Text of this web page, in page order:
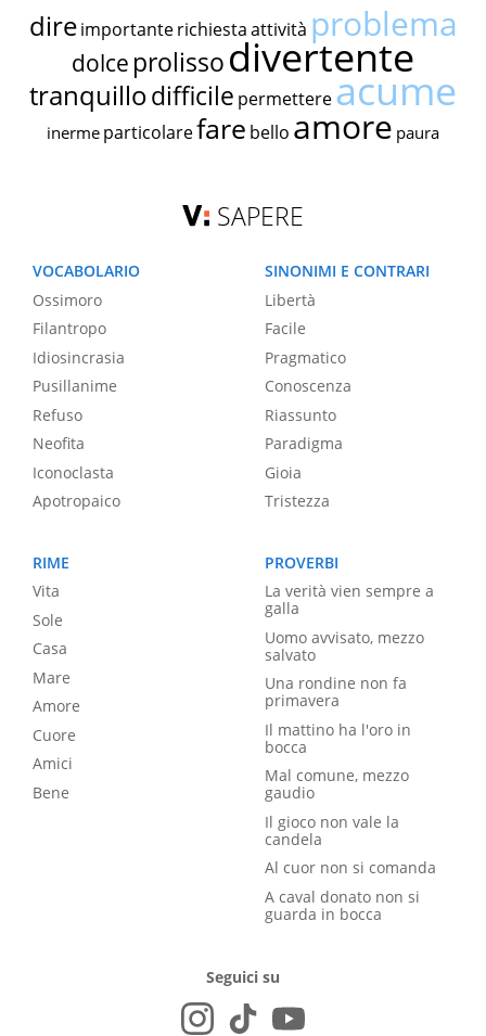
dire importante richiestaattività problema
dolce prolissodivertente
tranquillodifficile permettereacume
inerme particolarefare bello amore paura
SAPERE
VOCABOLARIO
Ossimoro
Filantropo
Idiosincrasia
Pusillanime
Refuso
Neofita
Iconoclasta
Apotropaico
SINONIMI E CONTRARI
Libertà
Facile
Pragmatico
Conoscenza
Riassunto
Paradigma
Gioia
Tristezza
RIME
Vita
Sole
Casa
Mare
Amore
Cuore
Amici
Bene
PROVERBI
La verità vien sempre a
galla
Uomo avvisato, mezzo
salvato
Una rondine non fa
primavera
Il mattino ha l'oro in
bocca
Mal comune, mezzo
gaudio
Il gioco non vale la
candela
Al cuor non si comanda
A caval donato non si
guarda in bocca
Seguici su